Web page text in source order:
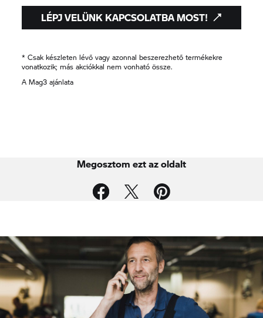
LÉPJ VELÜNK KAPCSOLATBA MOST!
* Csak készleten lévő vagy azonnal beszerezhető termékekre
vonatkozik; más akciókkal nem vonható össze.
A Mag3 ajánlata
Megosztom ezt az oldalt